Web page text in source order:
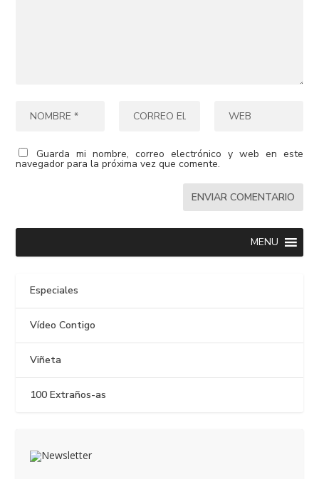
Guarda mi nombre, correo electrónico y web en este
navegador para la próxima vez que comente.
MENU
Especiales
Vídeo Contigo
Viñeta
100 Extraños-as